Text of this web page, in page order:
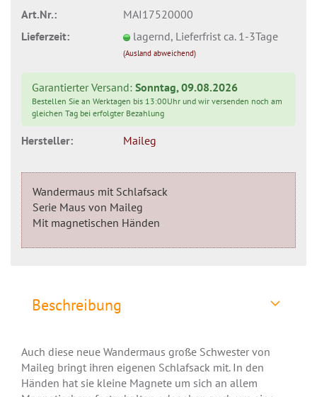
Art.Nr.:
MAI17520000
Lieferzeit:
lagernd, Lieferfrist ca. 1-3Tage
(Ausland abweichend)
Garantierter Versand: Sonntag, 09.08.2026
Bestellen Sie an Werktagen bis 13:00Uhr und wir versenden noch am
gleichen Tag bei erfolgter Bezahlung
Hersteller: Maileg
Wandermaus mit Schlafsack
Serie Maus von Maileg
Mit magnetischen Händen
Beschreibung
Auch diese neue Wandermaus große Schwester von
Maileg bringt ihren eigenen Schlafsack mit. In den
Händen hat sie kleine Magnete um sich an allem